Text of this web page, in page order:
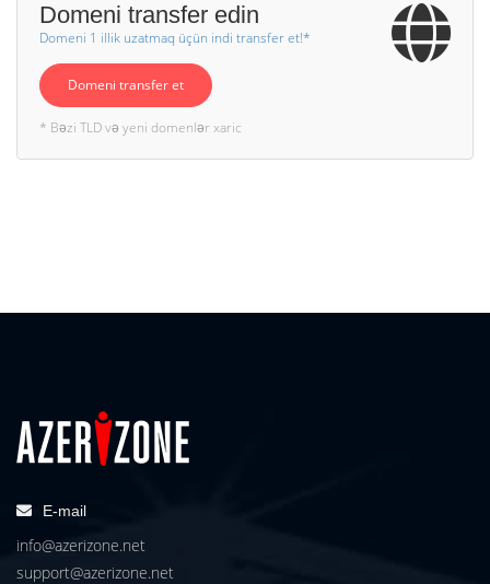
Domeni transfer edin
Domeni 1 illik uzatmaq üçün indi transfer et!*
Domeni transfer et
* Bəzi TLD və yeni domenlər xaric
E-mail
info@azerizone.net
support@azerizone.net